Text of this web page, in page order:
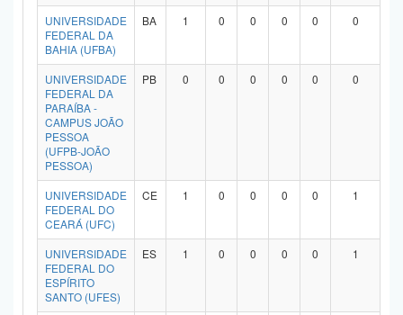
UNIVERSIDADE
FEDERAL DA
BAHIA (UFBA)
BA 1 0 0 0 0 0
UNIVERSIDADE
FEDERAL DA
PARAÍBA -
CAMPUS JOÃO
PESSOA
(UFPB-JOÃO
PESSOA)
PB 0 0 0 0 0 0
UNIVERSIDADE
FEDERAL DO
CEARÁ (UFC)
CE 1 0 0 0 0 1
UNIVERSIDADE
FEDERAL DO
ESPÍRITO
SANTO (UFES)
ES 1 0 0 0 0 1